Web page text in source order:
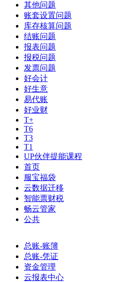
其他问题
账套设置问题
库存核算问题
结账问题
报表问题
报税问题
发票问题
好会计
好生意
易代账
好业财
T+
T6
T3
T1
UP伙伴提能课程
首页
服宝福袋
云数据迁移
智能票财税
畅云管家
公共
总账-账簿
总账-凭证
资金管理
云报表中心